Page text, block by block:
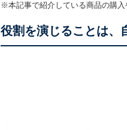
※本記事で紹介している商品の購入
役割を演じることは、